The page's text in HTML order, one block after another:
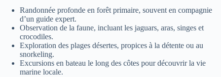
Randonnée profonde en forêt primaire, souvent en compagnie
d’un guide expert.
Observation de la faune, incluant les jaguars, aras, singes et
crocodiles.
Exploration des plages désertes, propices à la détente ou au
snorkeling.
Excursions en bateau le long des côtes pour découvrir la vie
marine locale.